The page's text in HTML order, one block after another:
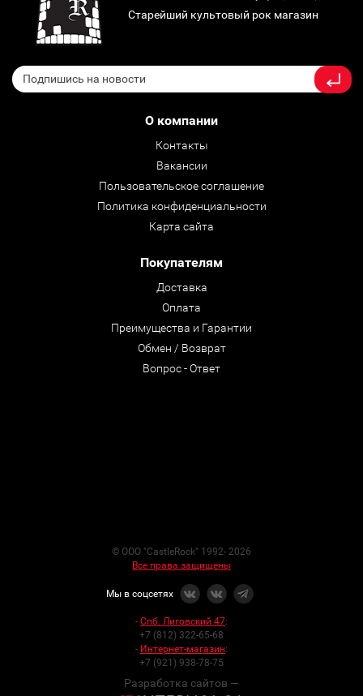
Старейший культовый рок магазин
О компании
Контакты
Вакансии
Пользовательское соглашение
Политика конфиденциальности
Карта сайта
Покупателям
Доставка
Оплата
Преимущества и Гарантии
Обмен / Возврат
Вопрос - Ответ
© ООО "CastleRock" 1992- 2026
Все права защищены
Мы в соцсетях
- Спб. Лиговский 47:
+7 (812) 322-65-68
- Интернет-магазин:
+7 (921) 938-78-75
Разработка сайтов —